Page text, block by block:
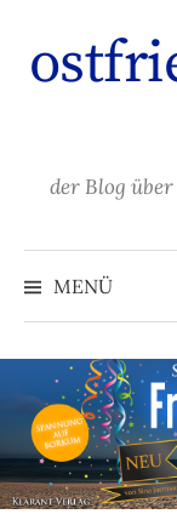
Inhalt
überspringen
der Blog
MENÜ